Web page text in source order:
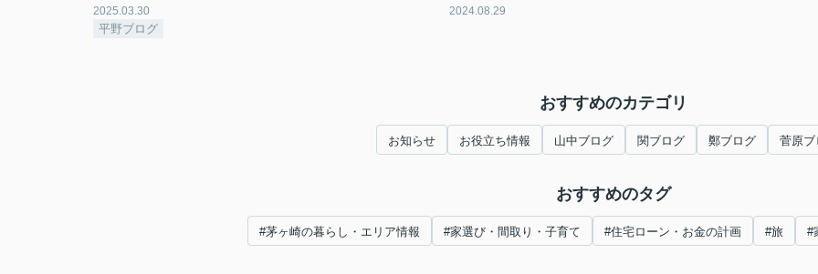
2025.03.30
平野ブログ
2024.08.29
おすすめのカテゴリ
お知らせ お役立ち情報 山中ブログ 関ブログ 鄭ブログ 菅原ブ
おすすめのタグ
#茅ヶ崎の暮らし・エリア情報 #家選び・間取り・子育て #住宅ローン・お金の計画 #旅 #